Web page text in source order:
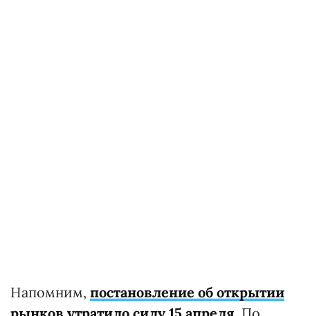
Напомним, постановление об открытии